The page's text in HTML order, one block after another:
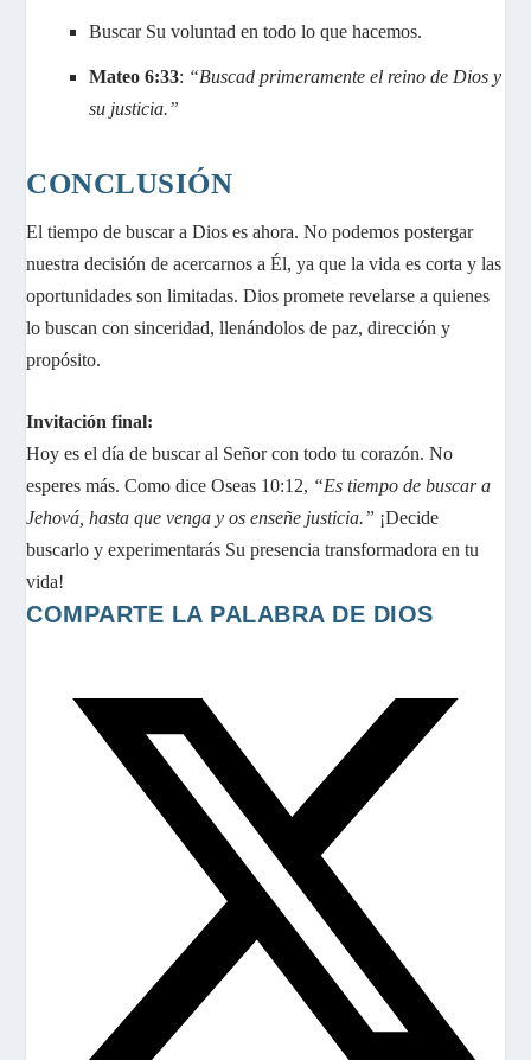
Buscar Su voluntad en todo lo que hacemos.
Mateo 6:33: “Buscad primeramente el reino de Dios y
su justicia.”
CONCLUSIÓN
El tiempo de buscar a Dios es ahora. No podemos postergar
nuestra decisión de acercarnos a Él, ya que la vida es corta y las
oportunidades son limitadas. Dios promete revelarse a quienes
lo buscan con sinceridad, llenándolos de paz, dirección y
propósito.
Invitación final:
Hoy es el día de buscar al Señor con todo tu corazón. No
esperes más. Como dice Oseas 10:12, “Es tiempo de buscar a
Jehová, hasta que venga y os enseñe justicia.” ¡Decide
buscarlo y experimentarás Su presencia transformadora en tu
vida!
COMPARTE LA PALABRA DE DIOS